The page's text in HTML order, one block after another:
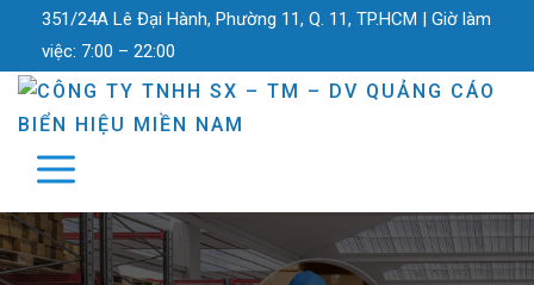
351/24A Lê Đại Hành, Phường 11, Q. 11, TP.HCM | Giờ làm
việc: 7:00 – 22:00